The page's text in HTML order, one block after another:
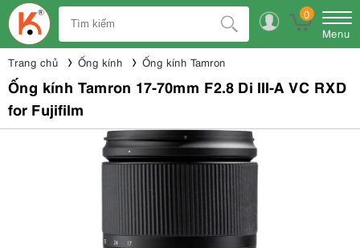
0
Menu
Trang chủ Ống kính Ống kính Tamron
Ống kính Tamron 17-70mm F2.8 Di III-A VC RXD
for Fujifilm